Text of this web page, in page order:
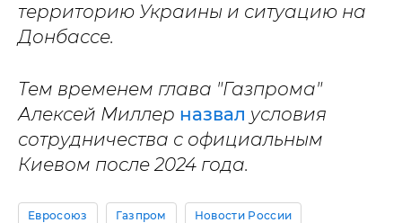
территорию Украины и ситуацию на
Донбассе.
Тем временем глава "Газпрома"
Алексей Миллер назвал условия
сотрудничества с официальным
Киевом после 2024 года.
Евросоюз Газпром Новости России